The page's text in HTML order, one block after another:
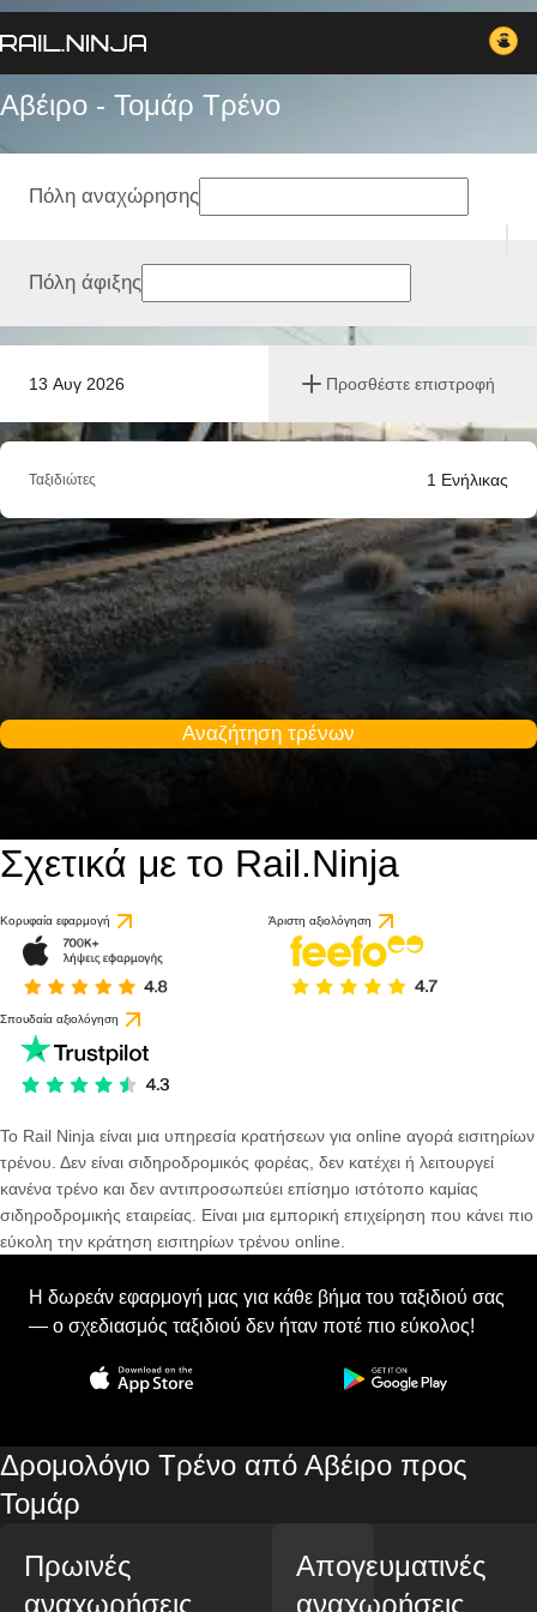
Αβέιρο - Τομάρ Tρένο
13 Αυγ 2026 Προσθέστε επιστροφή
Πόλη αναχώρησης
Πόλη άφιξης
Ταξιδιώτες 1 Ενήλικας
Αναζήτηση τρένων
Σχετικά με το Rail.Ninja
Κορυφαία εφαρμογή Άριστη αξιολόγηση
Σπουδαία αξιολόγηση
Το Rail Ninja είναι μια υπηρεσία κρατήσεων για online αγορά εισιτηρίων
τρένου. Δεν είναι σιδηροδρομικός φορέας, δεν κατέχει ή λειτουργεί
κανένα τρένο και δεν αντιπροσωπεύει επίσημο ιστότοπο καμίας
σιδηροδρομικής εταιρείας. Είναι μια εμπορική επιχείρηση που κάνει πιο
εύκολη την κράτηση εισιτηρίων τρένου online.
Η δωρεάν εφαρμογή μας για κάθε βήμα του ταξιδιού σας
— ο σχεδιασμός ταξιδιού δεν ήταν ποτέ πιο εύκολος!
Δρομολόγιο Τρένο από Αβέιρο προς
Τομάρ
Πρωινές
αναχωρήσεις
Απογευματινές
αναχωρήσεις